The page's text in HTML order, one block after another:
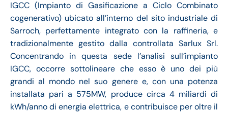
IGCC (Impianto di Gasificazione a Ciclo Combinato
cogenerativo) ubicato all’interno del sito industriale di
Sarroch, perfettamente integrato con la raffineria, e
tradizionalmente gestito dalla controllata Sarlux Srl.
Concentrando in questa sede l’analisi sull’impianto
IGCC, occorre sottolineare che esso è uno dei più
grandi al mondo nel suo genere e, con una potenza
installata pari a 575MW, produce circa 4 miliardi di
kWh/anno di energia elettrica, e contribuisce per oltre il